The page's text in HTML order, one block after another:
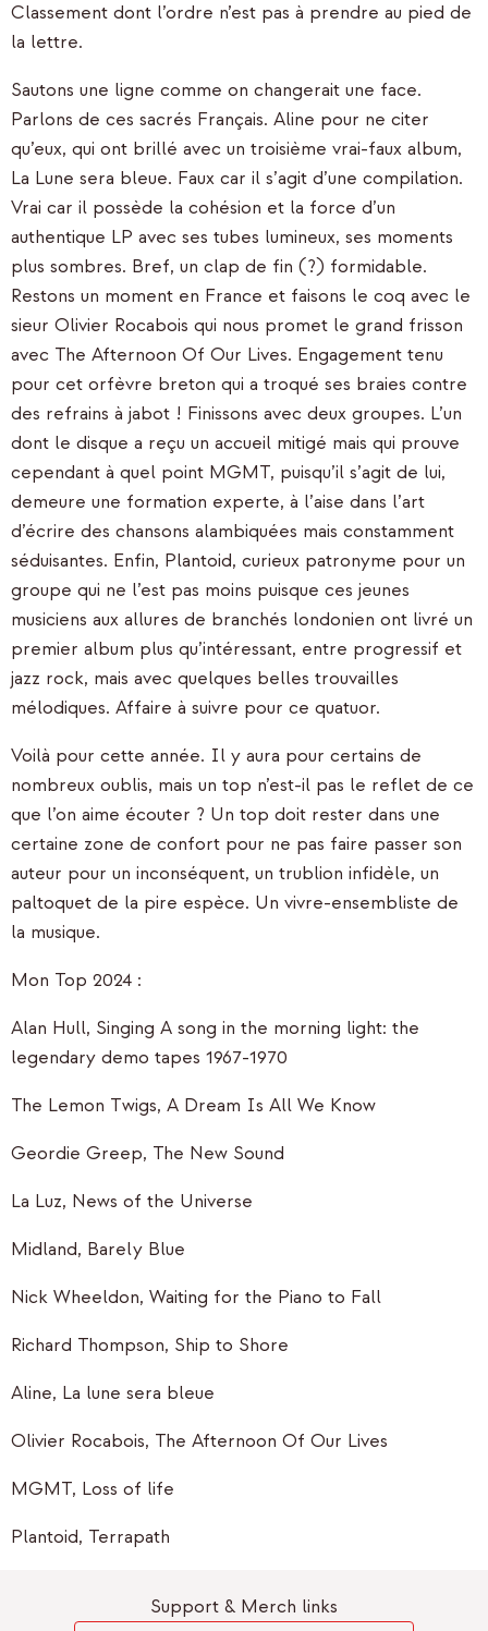
Classement dont l’ordre n’est pas à prendre au pied de
la lettre.
Sautons une ligne comme on changerait une face.
Parlons de ces sacrés Français. Aline pour ne citer
qu’eux, qui ont brillé avec un troisième vrai-faux album,
La Lune sera bleue. Faux car il s’agit d’une compilation.
Vrai car il possède la cohésion et la force d’un
authentique LP avec ses tubes lumineux, ses moments
plus sombres. Bref, un clap de fin (?) formidable.
Restons un moment en France et faisons le coq avec le
sieur Olivier Rocabois qui nous promet le grand frisson
avec The Afternoon Of Our Lives. Engagement tenu
pour cet orfèvre breton qui a troqué ses braies contre
des refrains à jabot ! Finissons avec deux groupes. L’un
dont le disque a reçu un accueil mitigé mais qui prouve
cependant à quel point MGMT, puisqu’il s’agit de lui,
demeure une formation experte, à l’aise dans l’art
d’écrire des chansons alambiquées mais constamment
séduisantes. Enfin, Plantoid, curieux patronyme pour un
groupe qui ne l’est pas moins puisque ces jeunes
musiciens aux allures de branchés londonien ont livré un
premier album plus qu’intéressant, entre progressif et
jazz rock, mais avec quelques belles trouvailles
mélodiques. Affaire à suivre pour ce quatuor.
Voilà pour cette année. Il y aura pour certains de
nombreux oublis, mais un top n’est-il pas le reflet de ce
que l’on aime écouter ? Un top doit rester dans une
certaine zone de confort pour ne pas faire passer son
auteur pour un inconséquent, un trublion infidèle, un
paltoquet de la pire espèce. Un vivre-ensembliste de
la musique.
Mon Top 2024 :
Alan Hull, Singing A song in the morning light: the
legendary demo tapes 1967-1970
The Lemon Twigs, A Dream Is All We Know
Geordie Greep, The New Sound
La Luz, News of the Universe
Midland, Barely Blue
Nick Wheeldon, Waiting for the Piano to Fall
Richard Thompson, Ship to Shore
Aline, La lune sera bleue
Olivier Rocabois, The Afternoon Of Our Lives
MGMT, Loss of life
Plantoid, Terrapath
Support & Merch links